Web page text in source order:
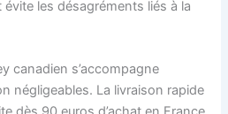
les désagréments liés à la
canadien s’accompagne
négligeables. La livraison rapide